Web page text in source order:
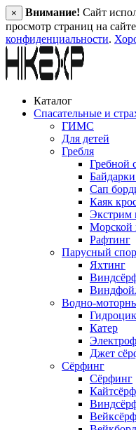
× Внимание! Сайт
просмотр страниц на
конфиденциальности.
Каталог
Спасательные и
ГИМС
Для детей
Гребля
Гребной
Сап
Каяк
Экстрим
Морской
Рафтинг
Парусный
Яхтинг
Водно-
Катер
Джет
Сёрфинг
Сёрфинг